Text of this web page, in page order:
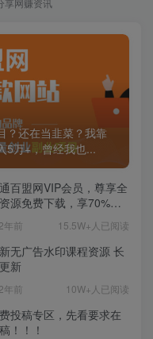
享网赚资讯
？还在当韭菜？我靠
5万+，曾经我也...
百盟网VIP会员，尊享全
源免费下载，享70%的
2年前 15.5W+人已阅读
无广告水印课程资源 长
新
2年前 10W+人已阅读
投稿专区，先看要求在
！！！